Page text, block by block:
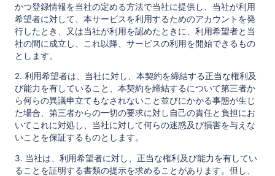
かつ登録情報を当社の定める方法で当社に提供し、当社が利用
希望者に対して、本サービスを利用するためのアカウントを発
行したとき、又は当社が利用を認めたときに、利用希望者と当
社の間に成立し、これ以降、サービスの利用を開始できるもの
とします。
2. 利用希望者は、当社に対し、本契約を締結する正当な権利及
び能力を有していること、本契約を締結するについて第三者か
ら何らの異議申立てもなされないこと並びにかかる事態が生じ
た場合、第三者からの一切の要求に対し自己の責任と負担にお
いてこれに対処し、当社に対して何らの迷惑及び損害を与えな
いことを保証するものとします。
3. 当社は、利用希望者に対し、正当な権利及び能力を有してい
ることを証明する書類の提示を求めることがあります。但し、